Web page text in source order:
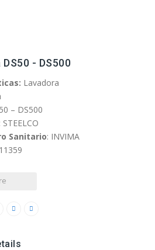
- DS500
Lavadora
– DS500
: STEELCO
Sanitario: INVIMA